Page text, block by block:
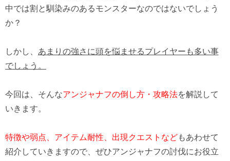
中では割と馴染みのあるモンスターなのではないでしょう
か？
しかし、 あまりの強さに頭を悩ませるプレイヤーも多い事
でしょう。
今回は、そんなアンジャナフの倒し方・攻略法を解説して
いきます。
特徴や弱点、アイテム耐性、出現クエストなどもあわせて
紹介していきますので、ぜひアンジャナフの討伐にお役立